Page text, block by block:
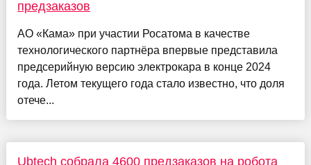
предзаказов
АО «Кама» при участии Росатома в качестве
технологического партнёра впервые представила
предсерийную версию электрокара в конце 2024
года. Летом текущего года стало известно, что доля
отече...
Ubtech собрала 4600 предзаказов на робота